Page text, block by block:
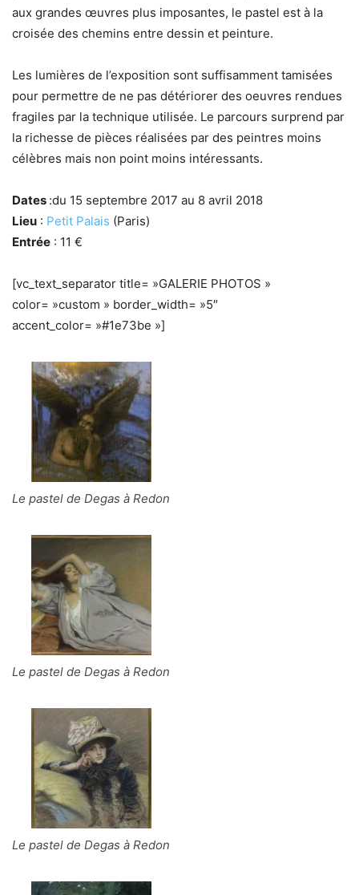
aux grandes œuvres plus imposantes, le pastel est à la
croisée des chemins entre dessin et peinture.
Les lumières de l’exposition sont suffisamment tamisées
pour permettre de ne pas détériorer des oeuvres rendues
fragiles par la technique utilisée. Le parcours surprend par
la richesse de pièces réalisées par des peintres moins
célèbres mais non point moins intéressants.
Dates :du 15 septembre 2017 au 8 avril 2018
Lieu : Petit Palais (Paris)
Entrée : 11 €
[vc_text_separator title= »GALERIE PHOTOS »
color= »custom » border_width= »5″
accent_color= »#1e73be »]
Le pastel de Degas à Redon
Le pastel de Degas à Redon
Le pastel de Degas à Redon